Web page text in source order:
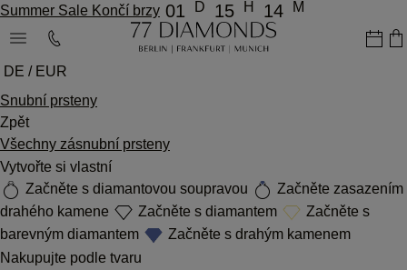
Summer Sale Končí brzy 01 D 15 H 14 M
DE / EUR
Snubní prsteny
Zpět
Všechny zásnubní prsteny
Vytvořte si vlastní
Začněte s diamantovou soupravou
Začněte zasazením
drahého kamene
Začněte s diamantem
Začněte s
barevným diamantem
Začněte s drahým kamenem
Nakupujte podle tvaru